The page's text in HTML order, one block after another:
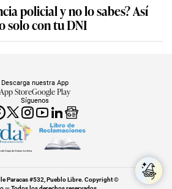
policial y no lo sabes? Así
solo con tu DNI
Síguenos
Descarga nuestra App
App StoreGoogle Play
del Grupo de Diarios América
Paracas #532, Pueblo Libre. Copyright ©